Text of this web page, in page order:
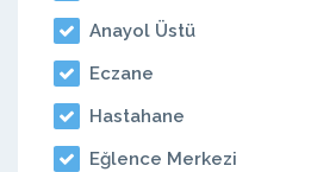
Anayol Üstü
Eczane
Hastahane
Eğlence Merkezi